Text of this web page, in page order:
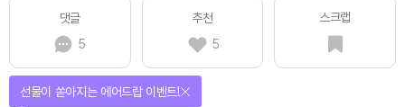
댓글
5
추천
5
스크랩
퀴즈풀고 선물 받자!